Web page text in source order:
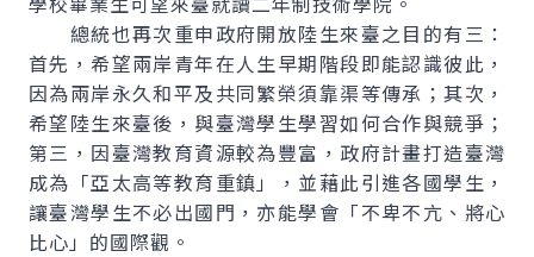
總統也再次重申政府開放陸生來臺之目的有三：
首先，希望兩岸青年在人生早期階段即能認識彼此，
因為兩岸永久和平及共同繁榮須靠渠等傳承；其次，
希望陸生來臺後，與臺灣學生學習如何合作與競爭；
第三，因臺灣教育資源較為豐富，政府計畫打造臺灣
成為「亞太高等教育重鎮」，並藉此引進各國學生，
讓臺灣學生不必出國門，亦能學會「不卑不亢、將心
比心」的國際觀。